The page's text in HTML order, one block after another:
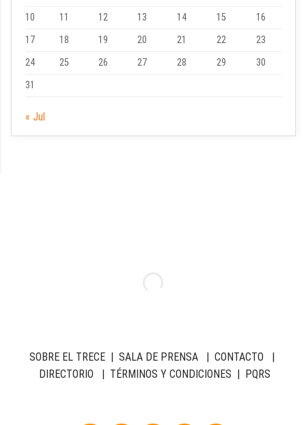
10
11 12 13 14 15
16
17
18 19 20 21 22
23
24
25 26 27 28 29
30
31
« Jul
SOBRE EL TRECE| SALA DE PRENSA| CONTACTO |
DIRECTORIO | TÉRMINOS Y CONDICIONES | PQRS